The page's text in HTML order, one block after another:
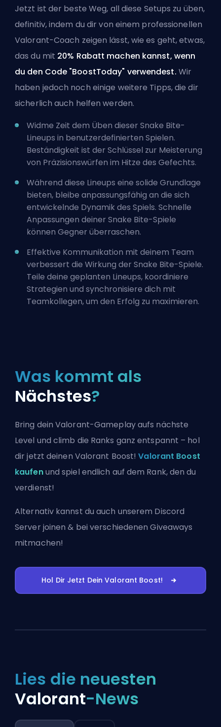
Jetzt ist der beste Weg, all diese Setups zu üben,
definitiv, indem du dir von einem professionellen
Valorant-Coach zeigen lässt, wie es geht, etwas,
das du mit 20% Rabatt machen kannst, wenn
du den Code "BoostToday" verwendest. Wir
haben jedoch noch einige weitere Tipps, die dir
sicherlich auch helfen werden.
Widme Zeit dem Üben dieser Snake Bite-
Lineups in benutzerdefinierten Spielen.
Beständigkeit ist der Schlüssel zur Meisterung
von Präzisionswürfen im Hitze des Gefechts.
Während diese Lineups eine solide Grundlage
bieten, bleibe anpassungsfähig an die sich
entwickelnde Dynamik des Spiels. Schnelle
Anpassungen deiner Snake Bite-Spiele
können Gegner überraschen.
Effektive Kommunikation mit deinem Team
verbessert die Wirkung der Snake Bite-Spiele.
Teile deine geplanten Lineups, koordiniere
Strategien und synchronisiere dich mit
Teamkollegen, um den Erfolg zu maximieren.
Was kommt als
Nächstes?
Bring dein Valorant-Gameplay aufs nächste
Level und climb die Ranks ganz entspannt – hol
dir jetzt deinen Valorant Boost!Valorant Boost
kaufenund spiel endlich auf dem Rank, den du
verdienst!
Alternativ kannst du auch unserem Discord
Server joinen & bei verschiedenen Giveaways
mitmachen!
Hol Dir Jetzt Dein Valorant Boost!
Lies die neuesten
Valorant-News